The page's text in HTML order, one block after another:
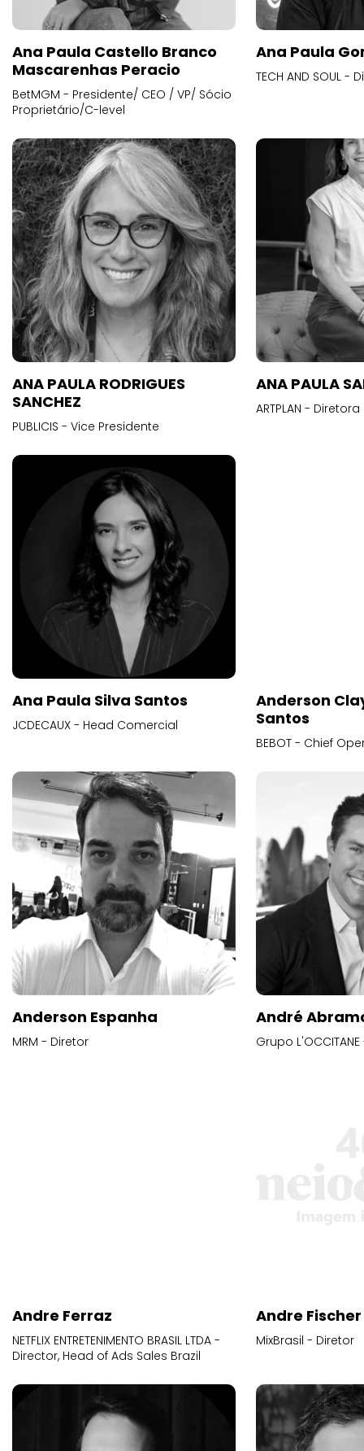
Ana Paula Castello Branco
Mascarenhas Peracio
BetMGM - Presidente/ CEO / VP/ Sócio
Proprietário/C-level
Ana Paula
TECH AND SOUL
ANA PAULA RODRIGUES
SANCHEZ
PUBLICIS - Vice Presidente
ANA PAULA
ARTPLAN -
Ana Paula Silva Santos
JCDECAUX - Head Comercial
Anderson Espanha
MRM - Diretor
André
Grupo
NETFLIX ENTRETENIMENTO BRASIL LTDA -
Director, Head of Ads Sales Brazil
MixBrasil - Diretor